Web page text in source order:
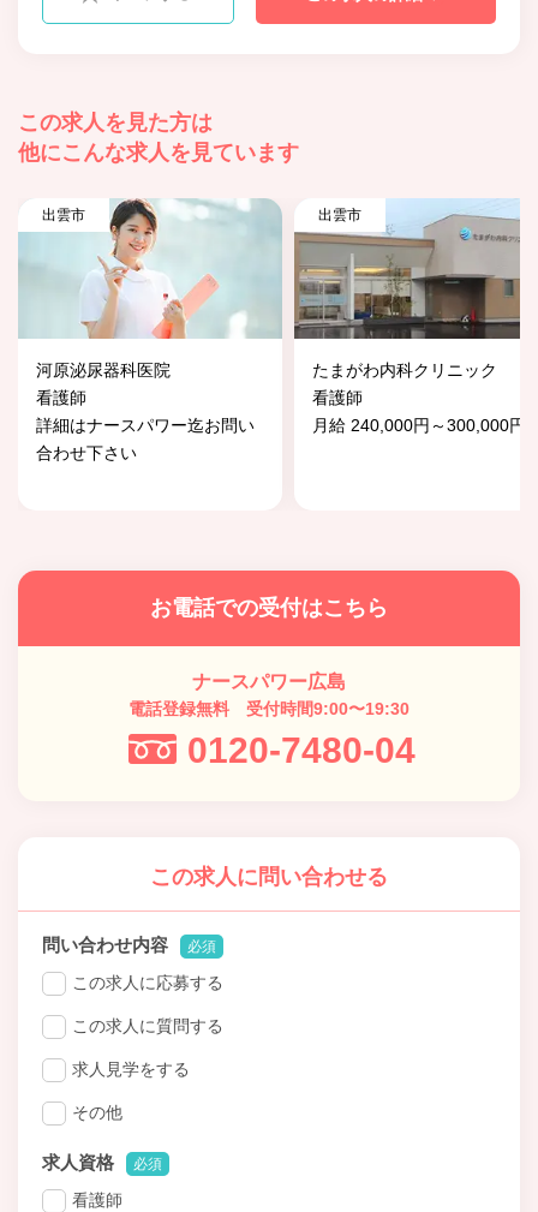
この求人を見た方は
他にこんな求人を見ています
出雲市
河原泌尿器科医院
看護師
詳細はナースパワー迄お問い
合わせ下さい
出雲市
たまがわ内科クリニック
看護師
月給 240,000円～300,000円
お電話での受付はこちら
ナースパワー広島
電話登録無料 受付時間9:00〜19:30
0120-7480-04
この求人に問い合わせる
問い合わせ内容 必須
この求人に応募する
この求人に質問する
求人見学をする
その他
求人資格 必須
看護師